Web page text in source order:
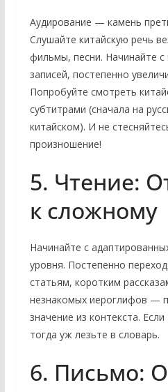
Аудирование — камень
Слушайте китайскую речь
фильмы, песни. Начинайте с
записей, постепенно
Попробуйте смотреть
субтитрами (сначала на
китайском). И не
произношение!
5. Чтение:
к сложному
Начинайте с
уровня. Постепенно
статьям, коротким
незнакомых иероглифов —
значение из контекста.
тогда уж лезьте в словарь.
6. Письмо: